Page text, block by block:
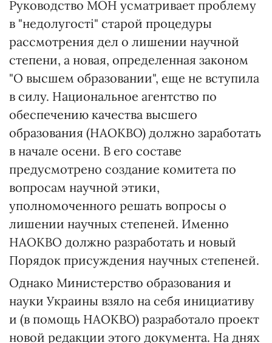
Руководство МОН усматривает проблему
в "недолугості" старой процедуры
рассмотрения дел о лишении научной
степени, а новая, определенная законом
"О высшем образовании", еще не вступила
в силу. Национальное агентство по
обеспечению качества высшего
образования (НАОКВО) должно заработать
в начале осени. В его составе
предусмотрено создание комитета по
вопросам научной этики,
уполномоченного решать вопросы о
лишении научных степеней. Именно
НАОКВО должно разработать и новый
Порядок присуждения научных степеней.
Однако Министерство образования и
науки Украины взяло на себя инициативу
и (в помощь НАОКВО) разработало проект
новой редакции этого документа. На днях